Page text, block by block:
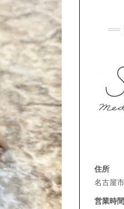
住所
名古屋
営業時間